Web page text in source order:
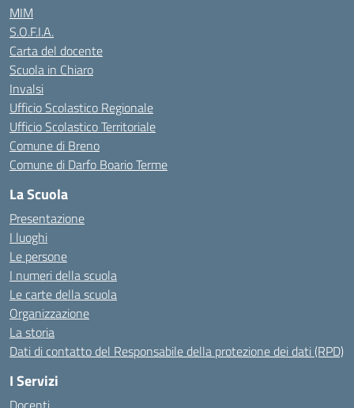
MIM
S.O.F.I.A.
Carta del docente
Scuola in Chiaro
Invalsi
Ufficio Scolastico Regionale
Ufficio Scolastico Territoriale
Comune di Breno
Comune di Darfo Boario Terme
La Scuola
Presentazione
I luoghi
Le persone
I numeri della scuola
Le carte della scuola
Organizzazione
La storia
Dati di contatto del Responsabile della protezione dei dati (RPD)
I Servizi